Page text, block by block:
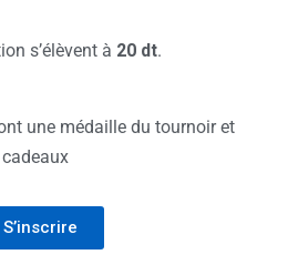
s’élèvent à 20 dt.
une médaille du tournoir et
S’inscrire